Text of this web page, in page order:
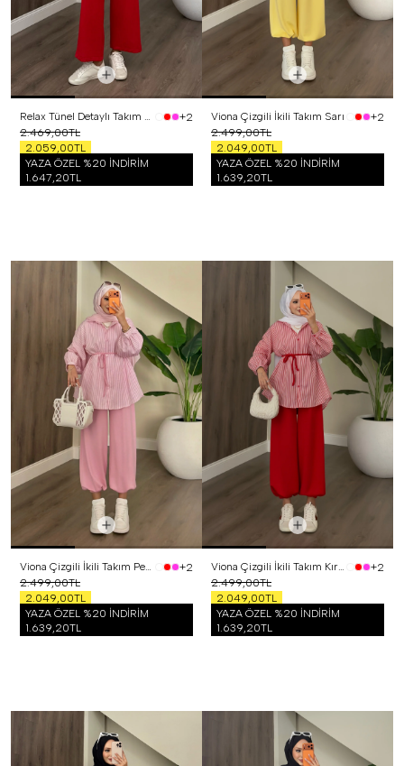
Relax Tünel Detaylı Takım Kırmızı
+2
2.469,00TL
2.059,00TL
YAZA ÖZEL %20 İNDİRİM
1.647,20TL
Viona Çizgili İkili Takım Sarı
+2
2.499,00TL
2.049,00TL
YAZA ÖZEL %20 İNDİRİM
1.639,20TL
Viona Çizgili İkili Takım Pembe
+2
2.499,00TL
2.049,00TL
YAZA ÖZEL %20 İNDİRİM
1.639,20TL
Viona Çizgili İkili Takım Kırmızı
+2
2.499,00TL
2.049,00TL
YAZA ÖZEL %20 İNDİRİM
1.639,20TL